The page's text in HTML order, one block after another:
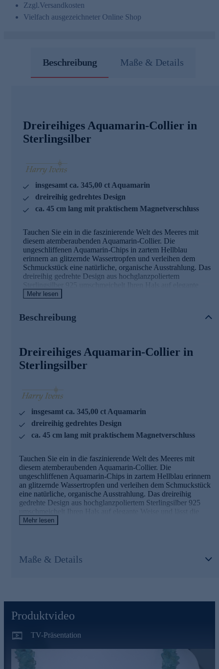
Zzgl.Versandkosten
Vielfach ausgezeichneter Online Shop
Beschreibung Maße & Details
Dreireihiges Aquamarin-Collier in
Sterlingsilber
insgesamt ca. 345,00 ct Aquamarin
dreireihig gedrehtes Design
ca. 45 cm lang mit praktischem Magnetverschluss
Tauchen Sie ein in die faszinierende Welt des Meeres mit
diesem atemberaubenden Aquamarin-Collier. Die
ungeschliffenen Aquamarin-Chips in zartem Hellblau
erinnern an glitzernde Wassertropfen und verleihen dem
Schmuckstück eine natürliche, organische Ausstrahlung. Das
dreireihig gedrehte Design aus hochglanzpoliertem
Sterlingsilber 925 umschmeichelt Ihren Hals auf elegante
Weise und lässt die Edelsteine in ihrer vollen Pracht
Haut. Der praktische Magnetverschluss ermöglicht ein
- dieses exquisite Schmuckstück von Harry Ivens ist
vielseitig kombinierbar und verleiht Ihrem Look einen
Hauch von Luxus und Raffinesse.
Mehr lesen
Beschreibung
Dreireihiges Aquamarin-Collier in
Sterlingsilber
insgesamt ca. 345,00 ct Aquamarin
dreireihig gedrehtes Design
ca. 45 cm lang mit praktischem Magnetverschluss
Tauchen Sie ein in die faszinierende Welt des Meeres mit
diesem atemberaubenden Aquamarin-Collier. Die
ungeschliffenen Aquamarin-Chips in zartem Hellblau erinnern
an glitzernde Wassertropfen und verleihen dem Schmuckstück
eine natürliche, organische Ausstrahlung. Das dreireihig
gedrehte Design aus hochglanzpoliertem Sterlingsilber 925
umschmeichelt Ihren Hals auf elegante Weise und lässt die
Edelsteine in ihrer vollen Pracht erstrahlen. Mit einer
und Ablegen. Ob zu einem sommerlichen Outfit oder als
glamouröser Blickfang zu einem Abendkleid - dieses exquisite
Mehr lesen
Maße & Details
Produktvideo
TV-Präsentation